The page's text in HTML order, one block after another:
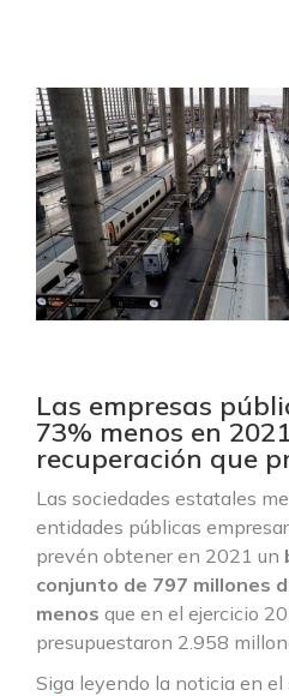
Las empresas
73% menos en
recuperación que
Las sociedades estatales
entidades públicas
prevén obtener en 2021 un
conjunto de 797 millones
menos que en el ejercicio
presupuestaron 2.958
Siga leyendo la noticia en el